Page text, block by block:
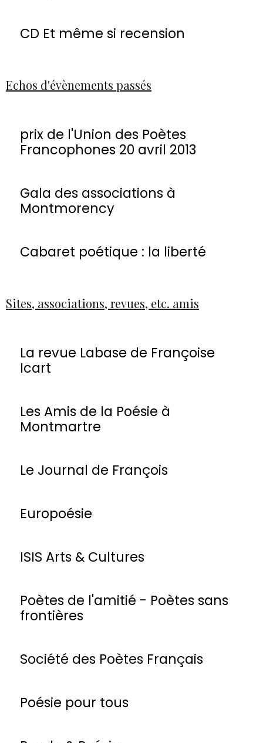
CD Et même si recension
Echos d'évènements passés
prix de l'Union des Poètes
Francophones 20 avril 2013
Gala des associations à
Montmorency
Cabaret poétique : la liberté
Sites, associations, revues, etc. amis
La revue Labase de Françoise
Icart
Les Amis de la Poésie à
Montmartre
Le Journal de François
Europoésie
ISIS Arts & Cultures
Poètes de l'amitié - Poètes sans
frontières
Société des Poètes Français
Poésie pour tous